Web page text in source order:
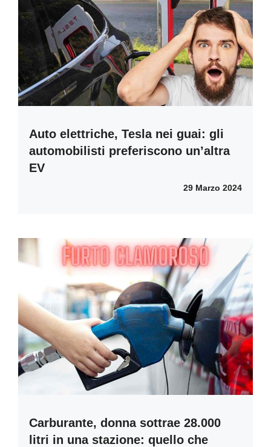
Auto elettriche, Tesla nei guai: gli
automobilisti preferiscono un’altra
EV
29 Marzo 2024
Carburante, donna sottrae 28.000
litri in una stazione: quello che